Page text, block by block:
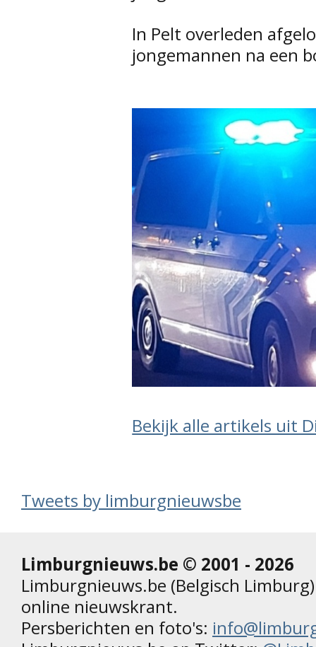
In Pelt overleden
jongemannen na een
Bekijk alle artikels uit
Tweets by limburgnieuwsbe
Limburgnieuws.be © 2001 - 2026
Limburgnieuws.be (Belgisch
online nieuwskrant.
Persberichten en foto's: